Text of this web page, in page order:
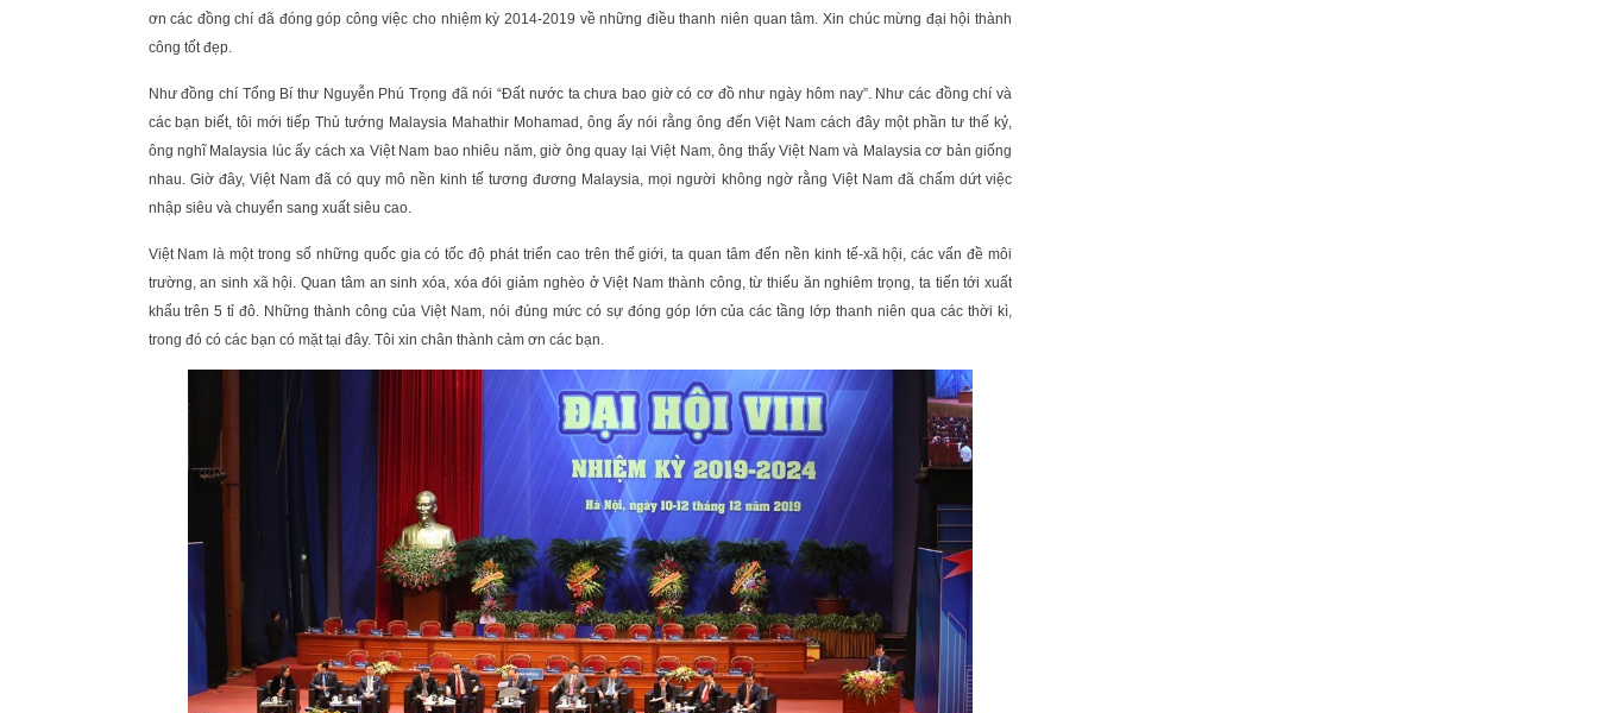
ơn các đồng chí đã đóng góp công việc cho nhiệm kỳ 2014-2019 về những điều thanh niên quan tâm. Xin chúc mừng đại hội thành
công tốt đẹp.
Như đồng chí Tổng Bí thư Nguyễn Phú Trọng đã nói “Đất nước ta chưa bao giờ có cơ đồ như ngày hôm nay”. Như các đồng chí và
các bạn biết, tôi mới tiếp Thủ tướng Malaysia Mahathir Mohamad, ông ấy nói rằng ông đến Việt Nam cách đây một phần tư thế kỷ,
ông nghĩ Malaysia lúc ấy cách xa Việt Nam bao nhiêu năm, giờ ông quay lại Việt Nam, ông thấy Việt Nam và Malaysia cơ bản giống
nhau. Giờ đây, Việt Nam đã có quy mô nền kinh tế tương đương Malaysia, mọi người không ngờ rằng Việt Nam đã chấm dứt việc
nhập siêu và chuyển sang xuất siêu cao.
Việt Nam là một trong số những quốc gia có tốc độ phát triển cao trên thế giới, ta quan tâm đến nền kinh tế-xã hội, các vấn đề môi
trường, an sinh xã hội. Quan tâm an sinh xóa, xóa đói giảm nghèo ở Việt Nam thành công, từ thiếu ăn nghiêm trọng, ta tiến tới xuất
khẩu trên 5 tỉ đô. Những thành công của Việt Nam, nói đúng mức có sự đóng góp lớn của các tầng lớp thanh niên qua các thời kì,
trong đó có các bạn có mặt tại đây. Tôi xin chân thành cảm ơn các bạn.